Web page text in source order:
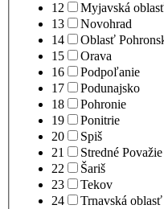
12
Myjavská
13
Novohrad
14
Oblasť
15
Orava
16
Podpoľanie
17
Podunajsko
18
Pohronie
19
Ponitrie
20
Spiš
21
Stredné Považie
22
Šariš
23
Tekov
24
Trnavská oblasť